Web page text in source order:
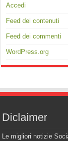
Accedi
Feed dei contenuti
Feed dei commenti
WordPress.org
Diclaimer
Le migliori notizie